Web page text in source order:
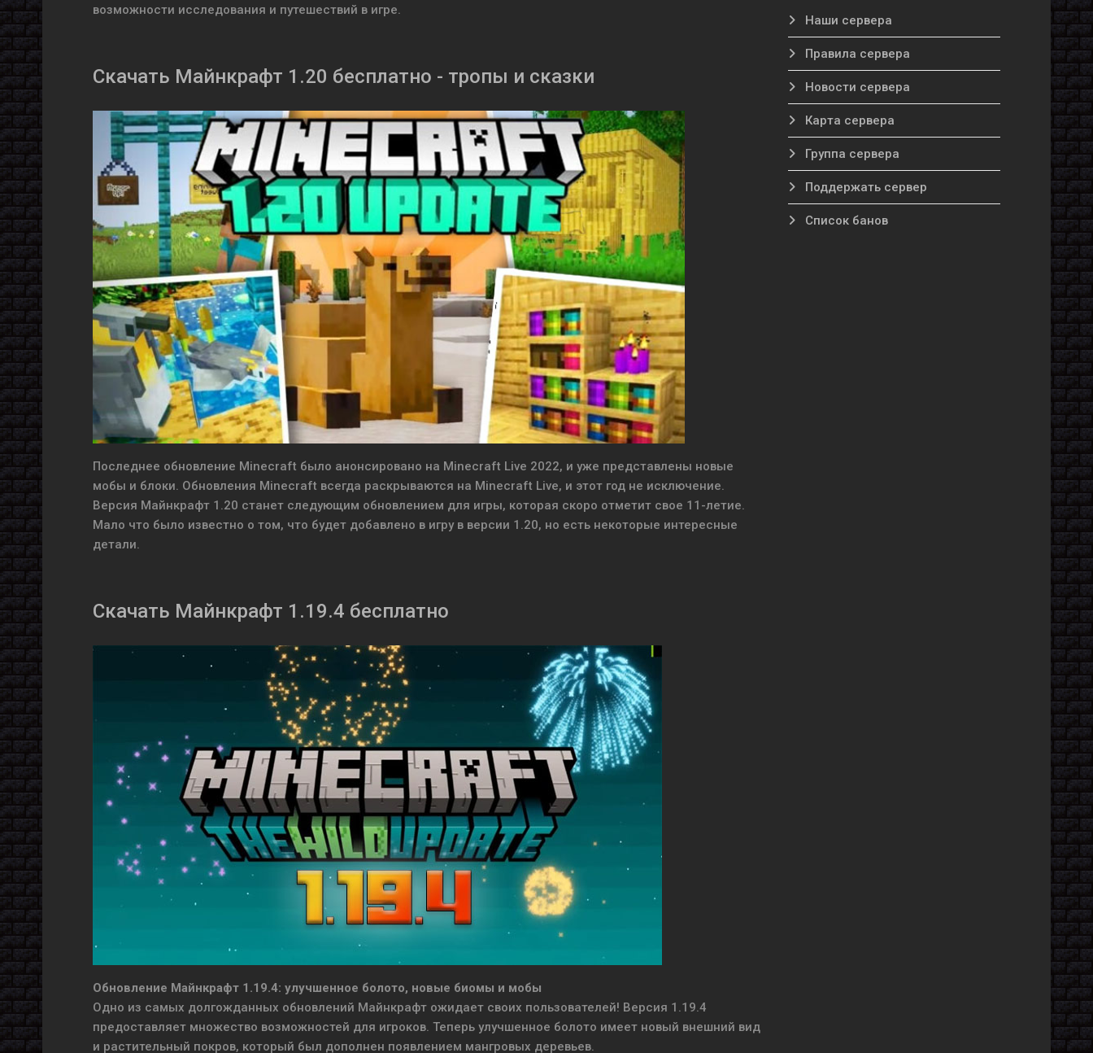
возможности исследования и путешествий в игре.
Скачать Майнкрафт 1.20 бесплатно - тропы и сказки
Последнее обновление Minecraft было анонсировано на Minecraft Live 2022, и уже представлены новые
мобы и блоки. Обновления Minecraft всегда раскрываются на Minecraft Live, и этот год не исключение.
Версия Майнкрафт 1.20 станет следующим обновлением для игры, которая скоро отметит свое 11-летие.
Мало что было известно о том, что будет добавлено в игру в версии 1.20, но есть некоторые интересные
детали.
Скачать Майнкрафт 1.19.4 бесплатно
Обновление Майнкрафт 1.19.4: улучшенное болото, новые биомы и мобы
Одно из самых долгожданных обновлений Майнкрафт ожидает своих пользователей! Версия 1.19.4
предоставляет множество возможностей для игроков. Теперь улучшенное болото имеет новый внешний вид
и растительный покров, который был дополнен появлением мангровых деревьев.
Наши сервера
Правила сервера
Новости сервера
Карта сервера
Группа сервера
Поддержать сервер
Список банов